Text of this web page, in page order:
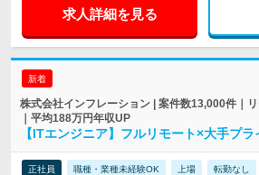
求人詳細を見る
新着
株式会社インフレーション | 案件数13,000件｜
｜平均188万円年収UP
【ITエンジニア】フルリモート×大手プラ
正社員 職種・業種未経験OK 上場 転勤なし